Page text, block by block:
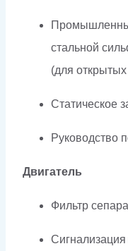
стальной
(для
Статическое
Руководство
Двигатель
Фильтр